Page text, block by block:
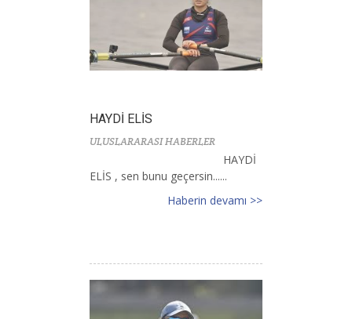
HAYDİ ELİS
ULUSLARARASI HABERLER
HAYDİ
ELİS , sen bunu geçersin......
Haberin devamı >>